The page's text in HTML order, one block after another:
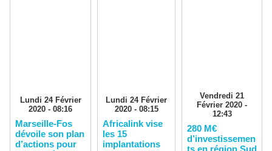
Lundi 24 Février
2020 - 08:16
Marseille-Fos
dévoile son plan
d’actions pour
Lundi 24 Février
2020 - 08:15
Africalink vise
les 15
implantations
Vendredi 21
Février 2020 -
12:43
280 M€
d’investissemen
ts en région Sud